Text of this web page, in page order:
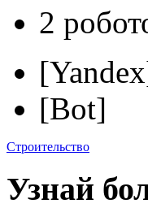
2
[Bot]
Строительство
Узнай